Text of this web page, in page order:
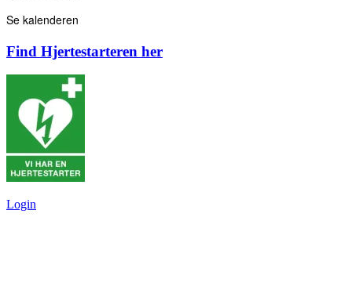
Se kalenderen
Find Hjertestarteren her
Login